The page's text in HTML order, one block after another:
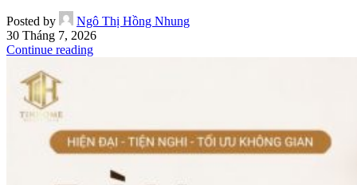
Posted by
Ngô Thị Hồng Nhung
30 Tháng 7, 2026
Continue reading